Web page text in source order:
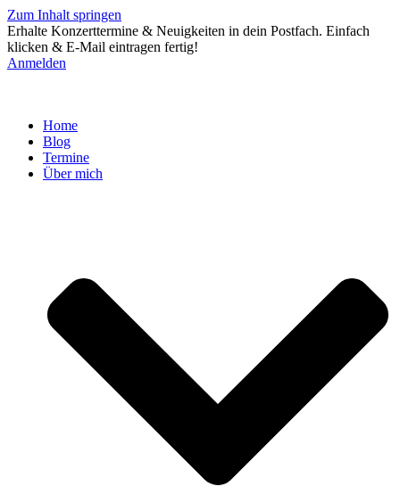
Zum Inhalt springen
Erhalte Konzerttermine & Neuigkeiten in dein Postfach. Einfach
klicken & E-Mail eintragen fertig!
Anmelden
Home
Blog
Termine
Über mich